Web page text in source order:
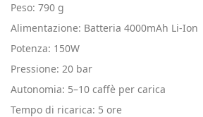
Peso: 790 g
Alimentazione: Batteria 4000mAh Li-Ion
Potenza: 150W
Pressione: 20 bar
Autonomia: 5–10 caffè per carica
Tempo di ricarica: 5 ore